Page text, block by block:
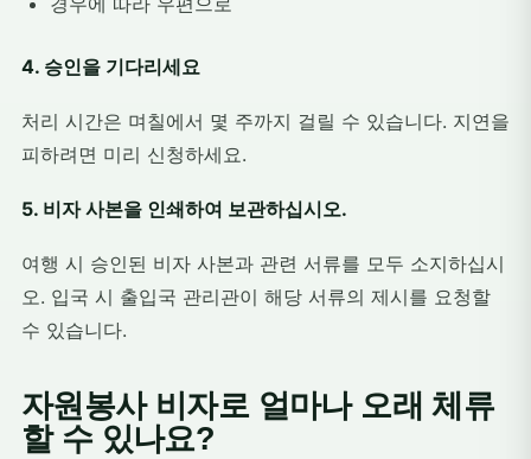
4. 승인을 기다리세요
처리 시간은 며칠에서 몇 주까지 걸릴 수 있습니다. 지연을
피하려면 미리 신청하세요.
5. 비자 사본을 인쇄하여 보관하십시오.
여행 시 승인된 비자 사본과 관련 서류를 모두 소지하십시
오. 입국 시 출입국 관리관이 해당 서류의 제시를 요청할
수 있습니다.
자원봉사 비자로 얼마나 오래 체류
할 수 있나요?